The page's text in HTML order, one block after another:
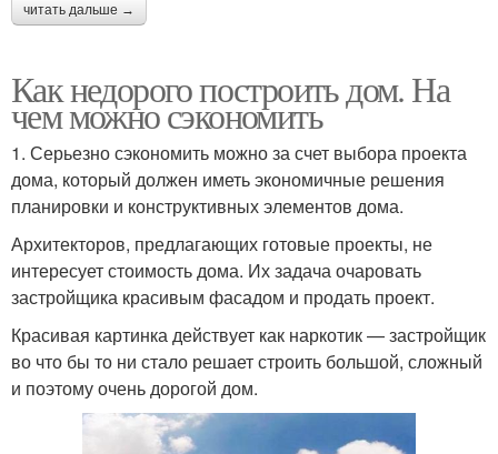
читать дальше →
Как недорого построить дом. На
чем можно сэкономить
1. Серьезно сэкономить можно за счет выбора проекта
дома, который должен иметь экономичные решения
планировки и конструктивных элементов дома.
Архитекторов, предлагающих готовые проекты, не
интересует стоимость дома. Их задача очаровать
застройщика красивым фасадом и продать проект.
Красивая картинка действует как наркотик — застройщик
во что бы то ни стало решает строить большой, сложный
и поэтому очень дорогой дом.